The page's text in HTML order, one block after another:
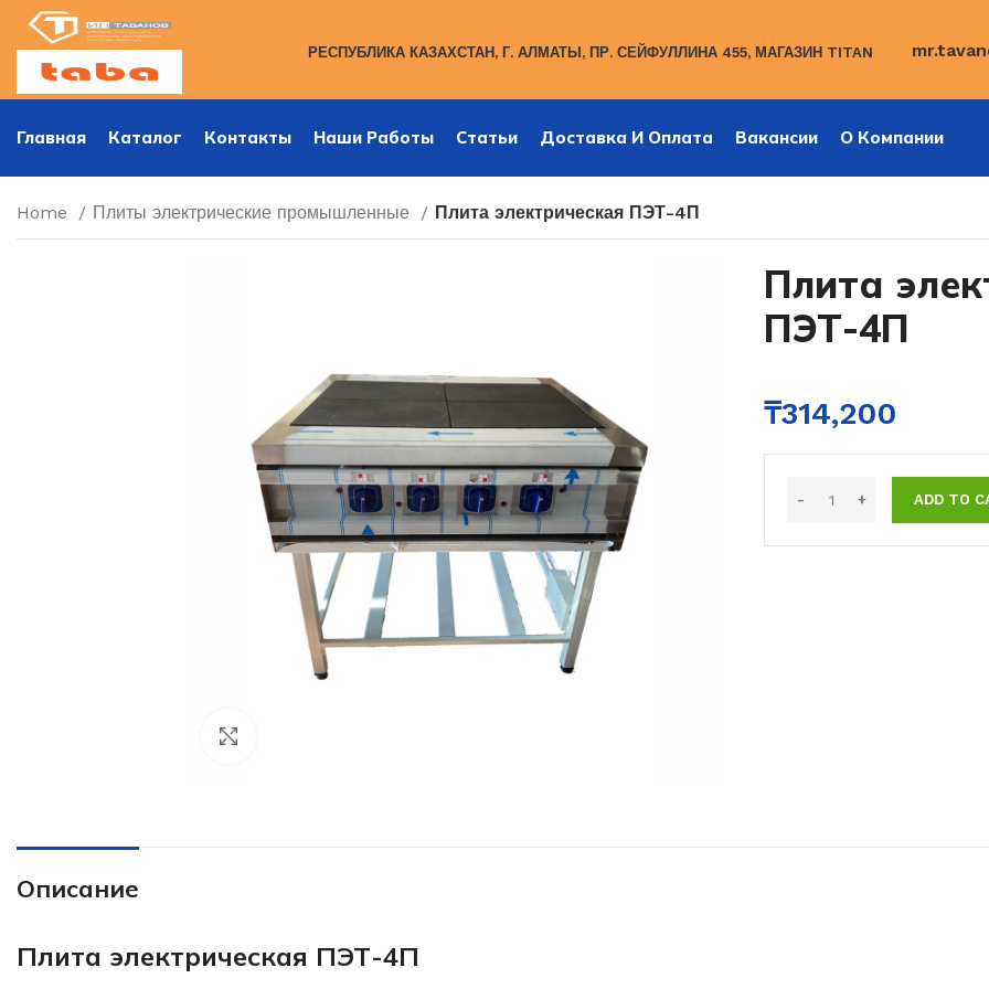
РЕСПУБЛИКА КАЗАХСТАН, Г. АЛМАТЫ, ПР. СЕЙФУЛЛИНА 455, МАГАЗИН TITAN
Главная Каталог Контакты Наши Работы Статьи Доставка И Оплата Вакансии О Компании
Home Плиты электрические промышленные Плита электрическая ПЭТ-4П
Плита
ПЭТ-4П
₸314,200
ADD TO
Описание
Плита электрическая ПЭТ-4П